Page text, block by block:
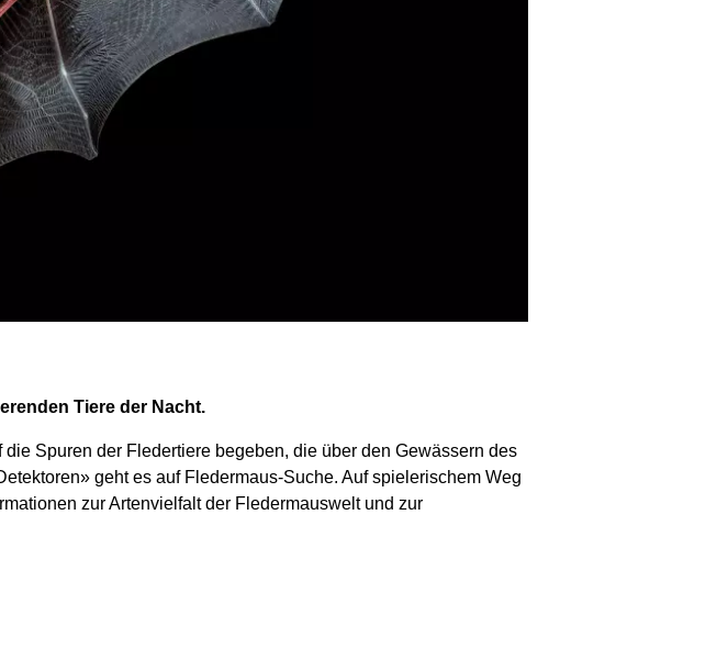
Tiere der Nacht.
Spuren der Fledertiere begeben, die über den Gewässern des
geht es auf Fledermaus-Suche. Auf spielerischem Weg
zur Artenvielfalt der Fledermauswelt und zur